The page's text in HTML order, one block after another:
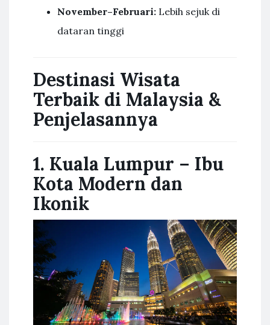
November–Februari: Lebih sejuk di
dataran tinggi
Destinasi Wisata
Terbaik di Malaysia &
Penjelasannya
1. Kuala Lumpur – Ibu
Kota Modern dan
Ikonik